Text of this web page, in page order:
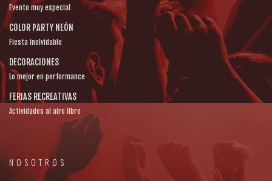
Evento muy especial
COLOR PARTY NEÓN
Fiesta inolvidable
DECORACIONES
Lo mejor en performance
FERIAS RECREATIVAS
Actividades al aire libre
NOSOTROS